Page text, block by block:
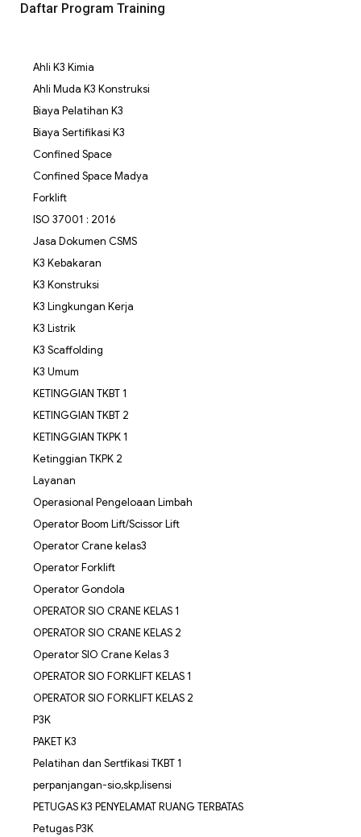
Daftar Program Training
Ahli K3 Kimia
Ahli Muda K3 Konstruksi
Biaya Pelatihan K3
Biaya Sertifikasi K3
Confined Space
Confined Space Madya
Forklift
ISO 37001 : 2016
Jasa Dokumen CSMS
K3 Kebakaran
K3 Konstruksi
K3 Lingkungan Kerja
K3 Listrik
K3 Scaffolding
K3 Umum
KETINGGIAN TKBT 1
KETINGGIAN TKBT 2
KETINGGIAN TKPK 1
Ketinggian TKPK 2
Layanan
Operasional Pengeloaan Limbah
Operator Boom Lift/Scissor Lift
Operator Crane kelas3
Operator Forklift
Operator Gondola
OPERATOR SIO CRANE KELAS 1
OPERATOR SIO CRANE KELAS 2
Operator SIO Crane Kelas 3
OPERATOR SIO FORKLIFT KELAS 1
OPERATOR SIO FORKLIFT KELAS 2
P3K
PAKET K3
Pelatihan dan Sertfikasi TKBT 1
perpanjangan-sio,skp,lisensi
PETUGAS K3 PENYELAMAT RUANG TERBATAS
Petugas P3K